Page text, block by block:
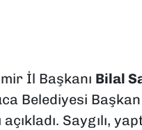
İl Başkanı Bilal
Belediyesi
Saygılı,